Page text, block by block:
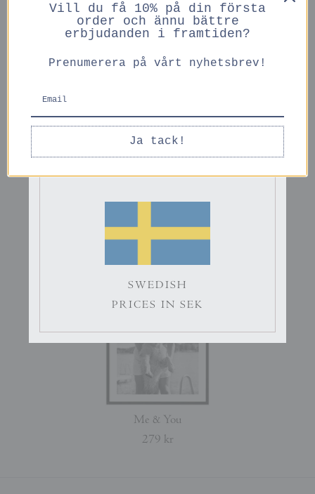
Du kanske också gillar
279 kr
Me & You
279 kr
PRICES IN GBP
ENGLISH
PRICES IN EURO
SWEDISH
PRICES IN SEK
Vill du få 10% på din första
order och ännu bättre
erbjudanden i framtiden?
Prenumerera på vårt nyhetsbrev!
Ja tack!